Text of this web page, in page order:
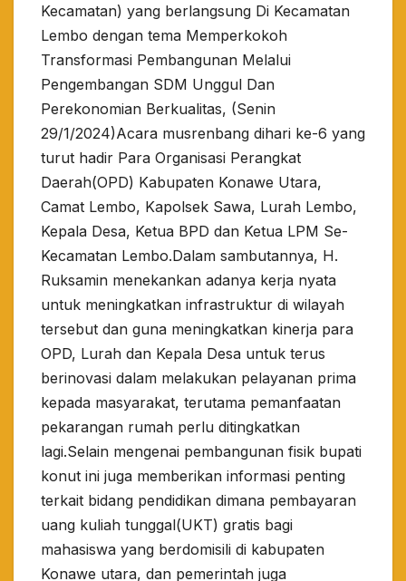
Kecamatan) yang berlangsung Di Kecamatan
Lembo dengan tema Memperkokoh
Transformasi Pembangunan Melalui
Pengembangan SDM Unggul Dan
Perekonomian Berkualitas, (Senin
29/1/2024)Acara musrenbang dihari ke-6 yang
turut hadir Para Organisasi Perangkat
Daerah(OPD) Kabupaten Konawe Utara,
Camat Lembo, Kapolsek Sawa, Lurah Lembo,
Kepala Desa, Ketua BPD dan Ketua LPM Se-
Kecamatan Lembo.Dalam sambutannya, H.
Ruksamin menekankan adanya kerja nyata
untuk meningkatkan infrastruktur di wilayah
tersebut dan guna meningkatkan kinerja para
OPD, Lurah dan Kepala Desa untuk terus
berinovasi dalam melakukan pelayanan prima
kepada masyarakat, terutama pemanfaatan
pekarangan rumah perlu ditingkatkan
lagi.Selain mengenai pembangunan fisik bupati
konut ini juga memberikan informasi penting
terkait bidang pendidikan dimana pembayaran
uang kuliah tunggal(UKT) gratis bagi
mahasiswa yang berdomisili di kabupaten
Konawe utara, dan pemerintah juga